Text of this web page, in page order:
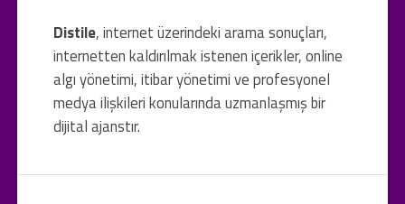
Distile, internet üzerindeki arama sonuçları,
internetten kaldırılmak istenen içerikler, online
algı yönetimi, itibar yönetimi ve profesyonel
medya ilişkileri konularında uzmanlaşmış bir
dijital ajanstır.